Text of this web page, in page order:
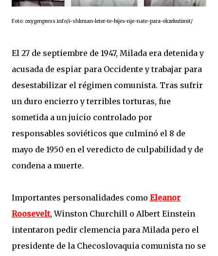
Foto: oxygenpress.info/i-shkruan-leter-te-bijes-nje-nate-para-ekzekutimit/
El 27 de septiembre de 1947, Milada era detenida y
acusada de espiar para Occidente y trabajar para
desestabilizar el régimen comunista. Tras sufrir
un duro encierro y terribles torturas, fue
sometida a un juicio controlado por
responsables soviéticos que culminó el 8 de
mayo de 1950 en el veredicto de culpabilidad y de
condena a muerte.
Importantes personalidades como Eleanor
Roosevelt, Winston Churchill o Albert Einstein
intentaron pedir clemencia para Milada pero el
presidente de la Checoslovaquia comunista no se